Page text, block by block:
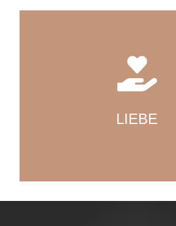
LIEBE
um die Energie, die aus der
verändern nahezu
Energiefrequenz und unsere
betrachten können. Das Potenzial,
ergibt, ist unbeschreiblich, gerade